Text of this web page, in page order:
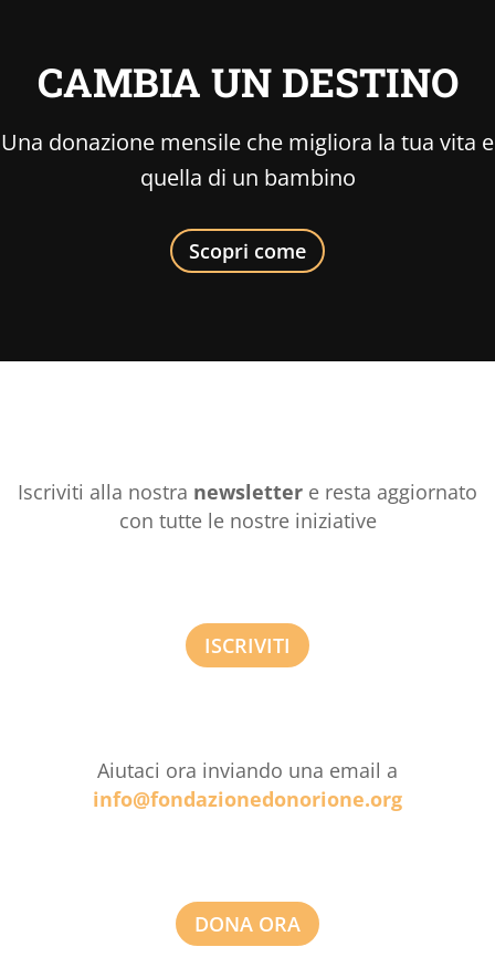
CAMBIA UN DESTINO
Una donazione mensile che migliora la tua vita e
quella di un bambino
Scopri come
Iscriviti alla nostra newsletter e resta aggiornato
con tutte le nostre iniziative
ISCRIVITI
Aiutaci ora inviando una email a
info@fondazionedonorione.org
DONA ORA